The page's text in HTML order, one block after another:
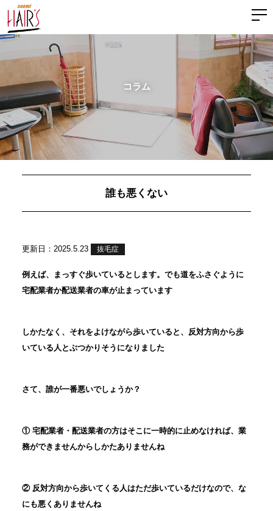
コラム
誰も悪くない
更新日：2025.5.23 抜毛症
例えば、まっすぐ歩いているとします。でも道をふさぐように
宅配業者か配送業者の車が止まっています
しかたなく、それをよけながら歩いていると、反対方向から歩
いている人とぶつかりそうになりました
さて、誰が一番悪いでしょうか？
① 宅配業者・配送業者の方はそこに一時的に止めなければ、業
務ができませんからしかたありませんね
② 反対方向から歩いてくる人はただ歩いているだけなので、な
にも悪くありませんね